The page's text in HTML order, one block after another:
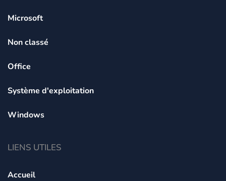
Microsoft
Non classé
Office
Système d'exploitation
Windows
LIENS UTILES
Accueil